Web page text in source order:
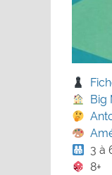
Big
3 à
8+